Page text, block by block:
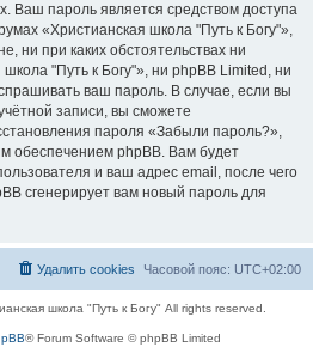
Ваш пароль является средством доступа
«Христианская школа "Путь к Богу"»,
ни при каких обстоятельствах ни
"Путь к Богу"», ни phpBB Limited, ни
ваш пароль. В случае, если вы
записи, вы сможете
пароля «Забыли пароль?»,
обеспечением phpBB. Вам будет
и ваш адрес email, после чего
сгенерирует вам новый пароль для
Часовой пояс: UTC+02:00
Удалить cookies
школа "Путь к Богу" All rights reserved.
® Forum Software © phpBB Limited